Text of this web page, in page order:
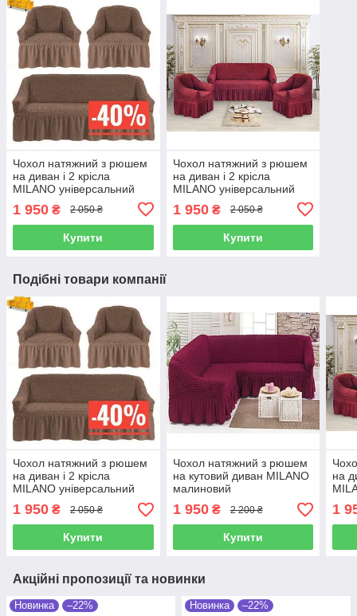
Чохол натяжний з рюшем
на диван і 2 крісла
MILANO універсальний
1 950 ₴ 2 050 ₴
Купити
Чохол натяжний з рюшем
на диван і 2 крісла
MILANO універсальний
1 950₴ 2 050 ₴
Купити
Подібні товари компанії
Чохол натяжний з рюшем
на диван і 2 крісла
MILANO універсальний
шоколадний
1 950 ₴ 2 050 ₴
Купити
Чохол натяжний з рюшем
на кутовий диван MILANO
малиновий
1 950₴ 2 200 ₴
Купити
на
1
Акційні пропозиції та новинки
Новинка –22% Новинка –22%